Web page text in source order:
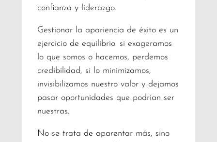
confianza y liderazgo.
Gestionar la apariencia de éxito es un
ejercicio de equilibrio: si exageramos
lo que somos o hacemos, perdemos
credibilidad, si lo minimizamos,
invisibilizamos nuestro valor y dejamos
pasar oportunidades que podrían ser
nuestras.
No se trata de aparentar más, sino